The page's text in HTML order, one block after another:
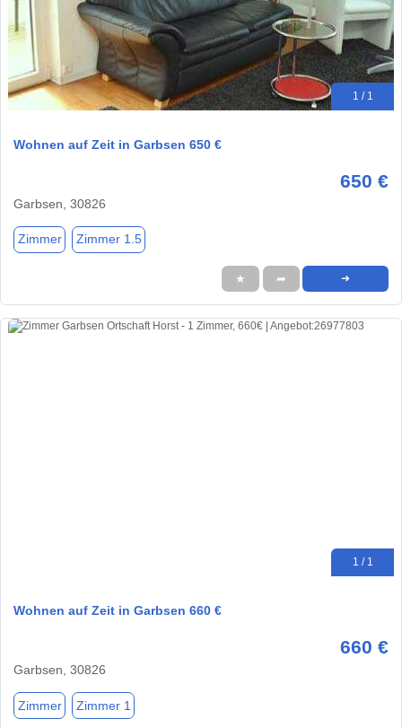
1 / 1
Wohnen auf Zeit in Garbsen 650 €
650 €
Garbsen, 30826
Zimmer Zimmer 1.5
★ ➦ ➜
1 / 1
Wohnen auf Zeit in Garbsen 660 €
660 €
Garbsen, 30826
Zimmer Zimmer 1